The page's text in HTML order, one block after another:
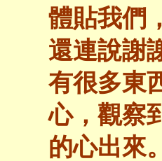
體貼我們
還連說謝
有很多東
心，觀察
的心出來